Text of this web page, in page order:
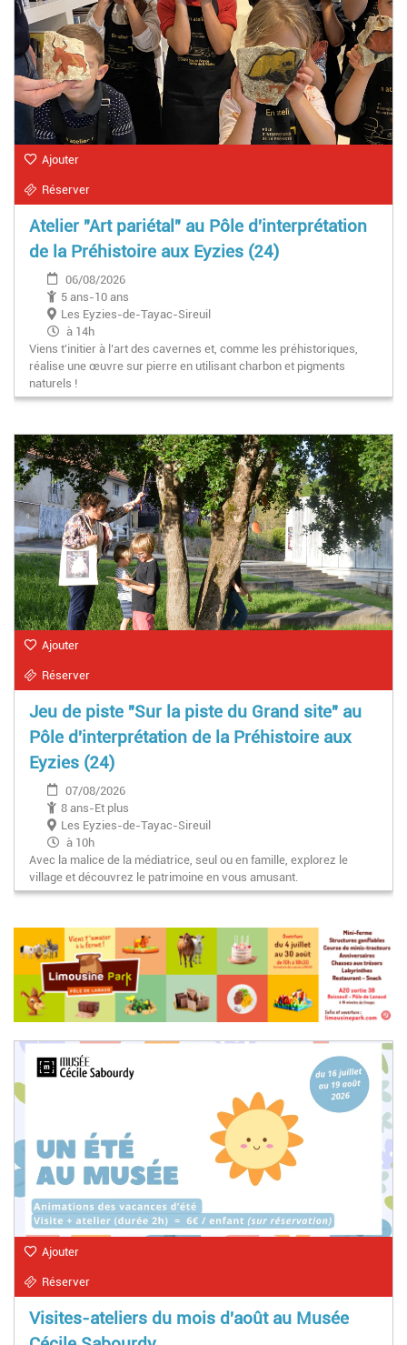
Ajouter
Réserver
Atelier "Art pariétal" au Pôle d'interprétation
de la Préhistoire aux Eyzies (24)
06/08/2026
5 ans-10 ans
Les Eyzies-de-Tayac-Sireuil
à 14h
Viens t'initier à l’art des cavernes et, comme les préhistoriques,
réalise une œuvre sur pierre en utilisant charbon et pigments
naturels !
Ajouter
Réserver
Jeu de piste "Sur la piste du Grand site" au
Pôle d'interprétation de la Préhistoire aux
Eyzies (24)
07/08/2026
8 ans-Et plus
Les Eyzies-de-Tayac-Sireuil
à 10h
Avec la malice de la médiatrice, seul ou en famille, explorez le
village et découvrez le patrimoine en vous amusant.
Ajouter
Réserver
Visites-ateliers du mois d'août au Musée